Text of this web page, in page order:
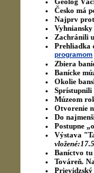
Česko má
Najprv
Zachránili
Prehliadka
programom
Zbiera
Banícke
Okolie
Sprístupnili
Múzeom
Otvorenie
Do
Postupne
Výstava
Baníctvo tu
Továreň.